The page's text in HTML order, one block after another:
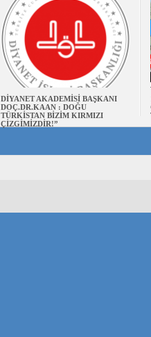
DİYANET AKADEMİSİ BAŞKANI
DOÇ.DR.KAAN : DOĞU
TÜRKİSTAN BİZİM KIRMIZI
ÇİZGİMİZDİR!”